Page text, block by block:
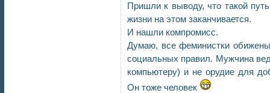
Пришли к выводу, что такой
жизни на этом заканчивается.
И нашли компромисс.
Думаю, все феминистки
социальных правил. Мужчина
компьютеру) и не орудие для
Он тоже человек